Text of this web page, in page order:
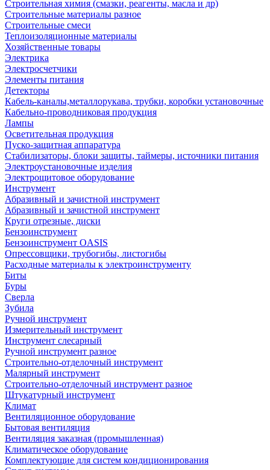
Строительная химия (смазки, реагенты, масла и др)
Строительные материалы разное
Строительные смеси
Теплоизоляционные материалы
Хозяйственные товары
Электрика
Электросчетчики
Элементы питания
Детекторы
Кабель-каналы,металлорукава, трубки, коробки установочные
Кабельно-проводниковая продукция
Лампы
Осветительная продукция
Пуско-защитная аппаратура
Стабилизаторы, блоки защиты, таймеры, источники питания
Электроустановочные изделия
Электрощитовое оборудование
Инструмент
Абразивный и зачистной инструмент
Абразивный и зачистной инструмент
Круги отрезные, диски
Бензоинструмент
Бензоинструмент OASIS
Опрессовщики, трубогибы, листогибы
Расходные материалы к электроинструменту
Биты
Буры
Сверла
Зубила
Ручной инструмент
Измерительный инструмент
Инструмент слесарный
Ручной инструмент разное
Строительно-отделочный инструмент
Малярный инструмент
Строительно-отделочный инструмент разное
Штукатурный инструмент
Климат
Вентиляционное оборудование
Бытовая вентиляция
Вентиляция заказная (промышленная)
Климатическое оборудование
Комплектующие для систем кондиционирования